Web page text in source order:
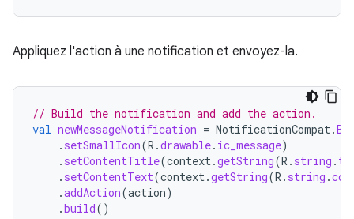
Appliquez l'action à une notification et envoyez-la.
// Build the notification and add the action.
val newMessageNotification = NotificationCompat .
. setSmallIcon(R .drawable. ic_message)
. setContentTitle(context .getString(R . string .
. setContentText(context .getString(R . string .
.addAction(action)
.build()